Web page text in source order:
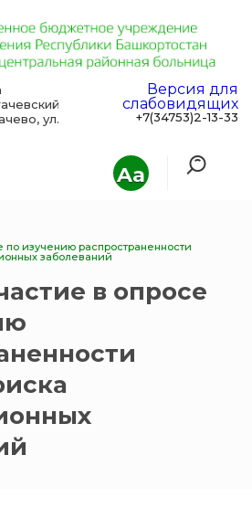
Aa
ул.
Версия для
слабовидящих
+7(34753)2-13-33
изучению распространенности
заболеваний
в опросе